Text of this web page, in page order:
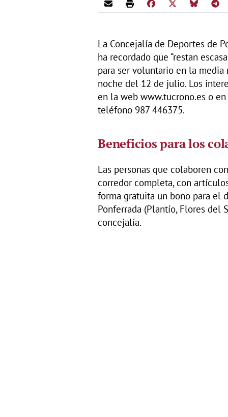
La Concejalía de Deportes de
ha recordado que “restan
para ser voluntario en la media
noche del 12 de julio. Los
en la web www.tucrono.es o
teléfono 987 446375.
Beneficios para los
Las personas que colaboren
corredor completa, con
forma gratuita un bono para el
Ponferrada (Plantío, Flores del
concejalía.